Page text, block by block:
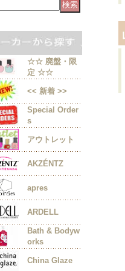
☆☆ 廃盤・限
定 ☆☆
<< 新着 >>
Special Order
s
アウトレット
AKZÉNTZ
apres
ARDELL
Bath & Bodyw
orks
China Glaze